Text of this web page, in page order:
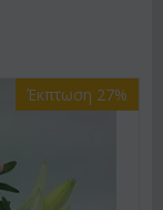
Έκπτωση 27%